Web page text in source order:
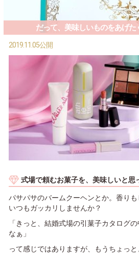
だって、美味しいものをあげ
2019.11.05公開
式場で頼むお菓子を、美味しいと思
パサパサのバームクーヘンとか。香り
いつもガッカリしませんか？
「きっと、結婚式場の引菓子カタログ
なぁ」
って感じではありますが、もうちょっ